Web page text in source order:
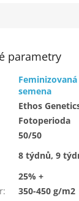
parametry
Feminizovaná
semena
Ethos
Fotoperioda
50/50
8 týdnů, 9
25% +
:
350-450 g/m2